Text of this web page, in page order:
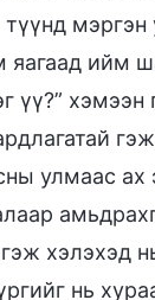
мэргэн
ийм
үү?”
улмаас
хэлэхэд
нь